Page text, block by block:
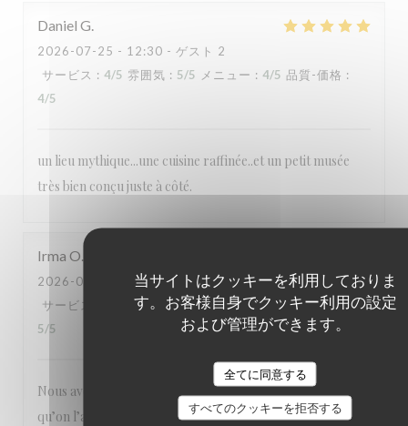
当サイトはクッキーを利用しておりま
す。お客様自身でクッキー利用の設定
および管理ができます。
全てに同意する
すべてのクッキーを拒否する
Daniel G
2026-07-25 - 12:30 - ゲスト 2
サービス : 4/5 雰囲気 : 5/5 メニュー : 4/5 品質-価格 :
4/5
un lieu mythique...une cuisine raffinée..et un petit musée
très bien conçu juste à côté.
Irma O
2026-07-25
- 12:30 - ゲスト 3
サービス
雰囲気 : 5/5 メニュー: 5/5 品質-価格:
5/5
Nous avons tous aimé notre visite : la cuisine française telle
qu’on l’aime avec des produits de saison, un service de